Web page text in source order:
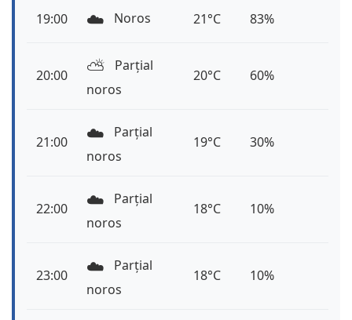
19:00 ☁️ Noros 21°C 83%
20:00 ⛅️
Parțial
noros
20°C 60%
21:00 ☁️
Parțial
noros
19°C 30%
22:00 ☁️
Parțial
noros
18°C 10%
23:00 ☁️
Parțial
noros
18°C 10%